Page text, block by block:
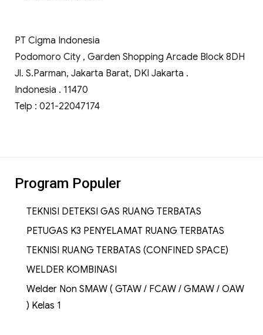
PT Cigma Indonesia
Podomoro City , Garden Shopping Arcade Block 8DH
Jl. S.Parman, Jakarta Barat, DKI Jakarta .
Indonesia . 11470
Telp : 021-22047174
Program Populer
TEKNISI DETEKSI GAS RUANG TERBATAS
PETUGAS K3 PENYELAMAT RUANG TERBATAS
TEKNISI RUANG TERBATAS (CONFINED SPACE)
WELDER KOMBINASI
Welder Non SMAW ( GTAW / FCAW / GMAW / OAW
) Kelas 1